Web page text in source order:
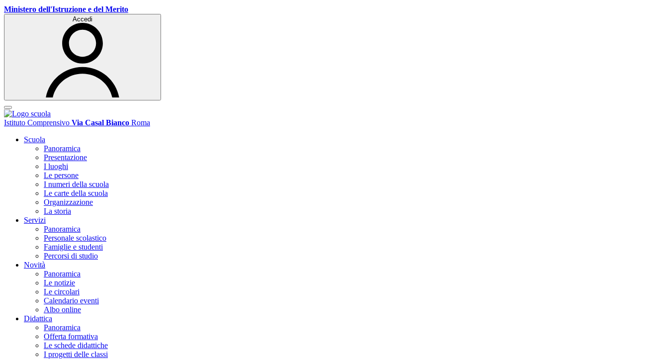
Ministero dell'Istruzione e del Merito
Accedi
Istituto Comprensivo Via Casal Bianco Roma
Scuola
Panoramica
Presentazione
I luoghi
Le persone
I numeri della scuola
Le carte della scuola
Organizzazione
La storia
Servizi
Panoramica
Personale scolastico
Famiglie e studenti
Percorsi di studio
Novità
Panoramica
Le notizie
Le circolari
Calendario eventi
Albo online
Didattica
Panoramica
Offerta formativa
Le schede didattiche
I progetti delle classi